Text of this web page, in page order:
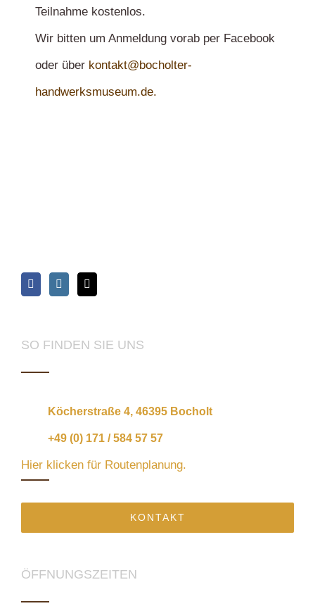
Teilnahme kostenlos.
Wir bitten um Anmeldung vorab per Facebook
oder über kontakt@bocholter-
handwerksmuseum.de.
SO FINDEN SIE UNS
Köcherstraße 4, 46395 Bocholt
+49 (0) 171 / 584 57 57
Hier klicken für Routenplanung.
KONTAKT
ÖFFNUNGSZEITEN